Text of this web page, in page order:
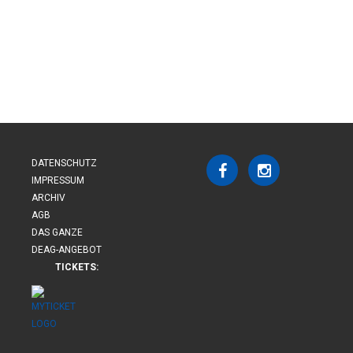
DATENSCHUTZ
IMPRESSUM
ARCHIV
AGB
DAS GANZE
DEAG-ANGEBOT
TICKETS: